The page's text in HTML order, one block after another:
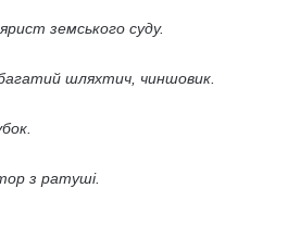
земського суду.
шляхтич, чиншовик.
з ратуші.